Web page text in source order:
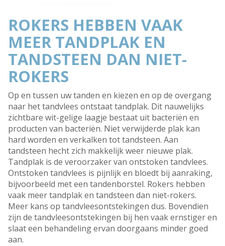
ROKERS HEBBEN VAAK
MEER TANDPLAK EN
TANDSTEEN DAN NIET-
ROKERS
Op en tussen uw tanden en kiezen en op de overgang
naar het tandvlees ontstaat tandplak. Dit nauwelijks
zichtbare wit-gelige laagje bestaat uit bacteriën en
producten van bacteriën. Niet verwijderde plak kan
hard worden en verkalken tot tandsteen. Aan
tandsteen hecht zich makkelijk weer nieuwe plak.
Tandplak is de veroorzaker van ontstoken tandvlees.
Ontstoken tandvlees is pijnlijk en bloedt bij aanraking,
bijvoorbeeld met een tandenborstel. Rokers hebben
vaak meer tandplak en tandsteen dan niet-rokers.
Meer kans op tandvleesontstekingen dus. Bovendien
zijn de tandvleesontstekingen bij hen vaak ernstiger en
slaat een behandeling ervan doorgaans minder goed
aan.